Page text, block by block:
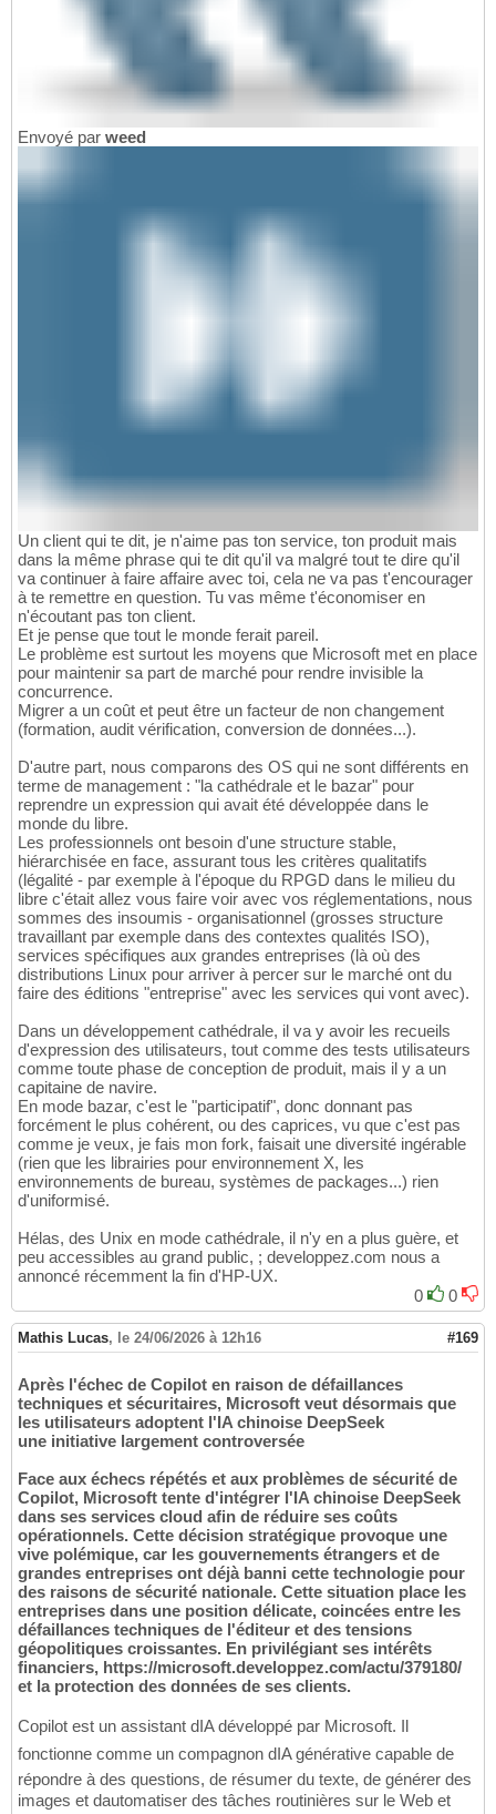
Envoyé par weed
Un client qui te dit, je n'aime pas ton service, ton produit mais
dans la même phrase qui te dit qu'il va malgré tout te dire qu'il
va continuer à faire affaire avec toi, cela ne va pas t'encourager
à te remettre en question. Tu vas même t'économiser en
n'écoutant pas ton client.
Et je pense que tout le monde ferait pareil.
Le problème est surtout les moyens que Microsoft met en place
pour maintenir sa part de marché pour rendre invisible la
concurrence.
Migrer a un coût et peut être un facteur de non changement
(formation, audit vérification, conversion de données...).
D'autre part, nous comparons des OS qui ne sont différents en
terme de management : "la cathédrale et le bazar" pour
reprendre un expression qui avait été développée dans le
monde du libre.
Les professionnels ont besoin d'une structure stable,
hiérarchisée en face, assurant tous les critères qualitatifs
(légalité - par exemple à l'époque du RPGD dans le milieu du
libre c'était allez vous faire voir avec vos réglementations, nous
sommes des insoumis - organisationnel (grosses structure
travaillant par exemple dans des contextes qualités ISO),
services spécifiques aux grandes entreprises (là où des
distributions Linux pour arriver à percer sur le marché ont du
faire des éditions "entreprise" avec les services qui vont avec).
Dans un développement cathédrale, il va y avoir les recueils
d'expression des utilisateurs, tout comme des tests utilisateurs
comme toute phase de conception de produit, mais il y a un
capitaine de navire.
En mode bazar, c'est le "participatif", donc donnant pas
forcément le plus cohérent, ou des caprices, vu que c'est pas
comme je veux, je fais mon fork, faisait une diversité ingérable
(rien que les librairies pour environnement X, les
environnements de bureau, systèmes de packages...) rien
d'uniformisé.
Hélas, des Unix en mode cathédrale, il n'y en a plus guère, et
peu accessibles au grand public, ; developpez.com nous a
annoncé récemment la fin d'HP-UX.
0
0
Mathis Lucas, le 24/06/2026 à 12h16 #169
Après l'échec de Copilot en raison de défaillances
techniques et sécuritaires, Microsoft veut désormais que
les utilisateurs adoptent l'IA chinoise DeepSeek
une initiative largement controversée
Face aux échecs répétés et aux problèmes de sécurité de
Copilot, Microsoft tente d'intégrer l'IA chinoise DeepSeek
dans ses services cloud afin de réduire ses coûts
opérationnels. Cette décision stratégique provoque une
vive polémique, car les gouvernements étrangers et de
grandes entreprises ont déjà banni cette technologie pour
des raisons de sécurité nationale. Cette situation place les
entreprises dans une position délicate, coincées entre les
défaillances techniques de l'éditeur et des tensions
géopolitiques croissantes. En privilégiant ses intérêts
financiers, https://microsoft.developpez.com/actu/379180/
et la protection des données de ses clients.
Copilot est un assistant dIA développé par Microsoft. Il
fonctionne comme un compagnon dIA générative capable de
répondre à des questions, de résumer du texte, de générer des
images et dautomatiser des tâches routinières sur le Web et